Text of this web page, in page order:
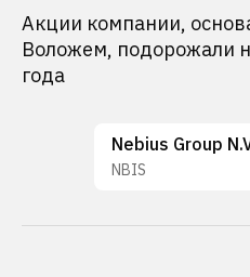
Акции компании,
Воложем, подорожали
года
Nebius Group
NBIS